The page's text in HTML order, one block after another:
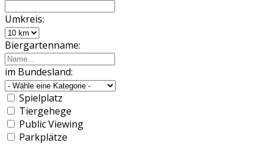
Umkreis:
Biergartenname:
im Bundesland:
Spielplatz
Tiergehege
Public Viewing
Parkplätze